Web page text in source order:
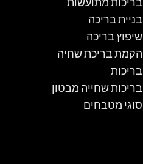
בניית בריכה
שיפוץ בריכה
הקמת בריכת שחיה
בריכות
בריכות שחייה מבטון
סוגי מטבחים